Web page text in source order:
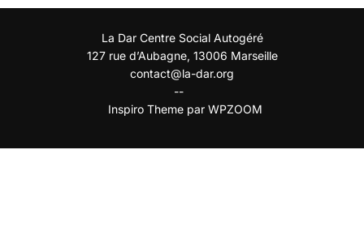
La Dar Centre Social Autogéré
127 rue d’Aubagne, 13006 Marseille
contact@la-dar.org
--
Inspiro Theme par WPZOOM